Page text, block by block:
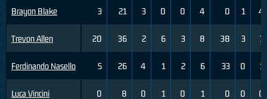
Brayon Blake
Trevon Allen
Ferdinando Nasello
Luca Vincini
3 21 3 0 0 4 0 1 4
20 36 2 6 3 8 38 3 7
5 26 4 1 2 6 33 0 1
0 8 0 1 0 1 0 0 0